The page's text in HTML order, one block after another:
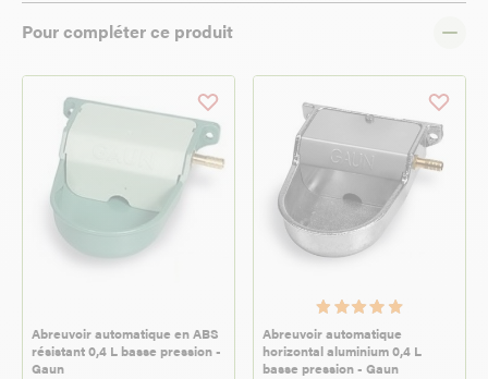
Pour compléter ce produit
Abreuvoir automatique en ABS
résistant 0,4 L basse pression -
Gaun
Abreuvoir automatique
horizontal aluminium 0,4 L
basse pression - Gaun